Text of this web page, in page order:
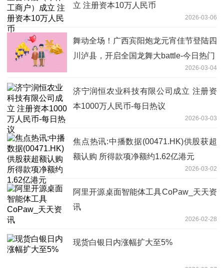
立 注册资本10万人民币
2026-03-06
舞动全场！广西宾阳炮龙元宵佳节登陆四
川泸县，开启全国龙舞大battle-今日热门
2026-03-04
济宁润恒农业科技有限公司成立 注册资
本1000万人民币-每日热议
2026-03-03
焦点热讯:中播数据(00471.HK)供股获超
额认购 所得款项净额约1.62亿港元
2026-03-02
阿里开源桌面智能体工具CoPaw_天天资
讯
2026-02-28
现货白银日内涨幅扩大至5%